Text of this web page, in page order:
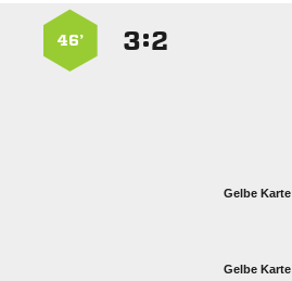
:
46’
Gelbe Karte
Gelbe Karte